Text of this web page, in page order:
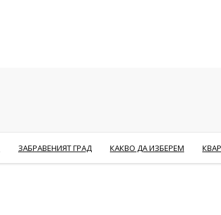
ЗАБРАВЕНИЯТ ГРАД КАКВО ДА ИЗБЕРЕМ